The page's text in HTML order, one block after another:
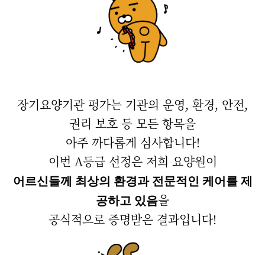
장기요양기관 평가는 기관의 운영, 환경, 안전,
권리 보호 등 모든 항목을
아주 까다롭게 심사합니다!
이번 A등급 선정은 저희 요양원이
어르신들께 최상의 환경과 전문적인 케어를 제
공하고 있음을
공식적으로 증명받은 결과입니다!